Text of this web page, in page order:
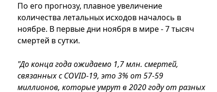
По его прогнозу, плавное увеличение
количества летальных исходов началось в
ноябре. В первые дни ноября в мире - 7 тысяч
смертей в сутки.
"До конца года ожидаемо 1,7 млн. смертей,
связанных с COVID-19, это 3% от 57-59
миллионов, которые умрут в 2020 году от разных